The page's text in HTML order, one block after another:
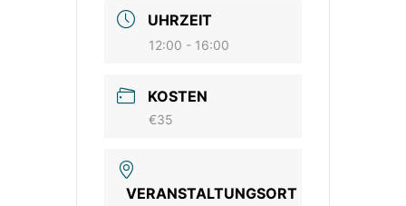
UHRZEIT
12:00 - 16:00
KOSTEN
€35
VERANSTALTUNGSORT